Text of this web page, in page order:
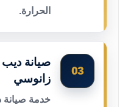
الحرارة.
03
صيانة
زانوسي
خدمة صيانة